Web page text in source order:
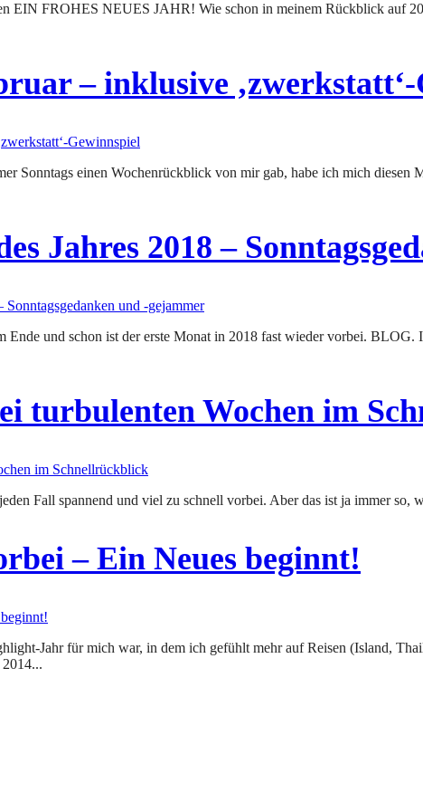
– inklusive
Jahres 2018 –
turbulenten Wochen im
Fall spannend und viel zu schnell vorbei. Aber das ist ja immer
– Ein Neues beginnt!